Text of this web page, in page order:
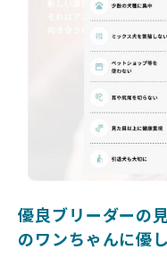
だからこそ、私たちは
供すべきだと考えてい
ゃんを家族のように愛
厳しい基準で厳選し、
しています。これによ
リーダーを選べる環境
そして、消費者の皆様
を求めることで、ワン
ーダーが増え、営利優
される社会を目指して
ゃんに優しい世界を築
優良ブリーダーの
のワンちゃんに優